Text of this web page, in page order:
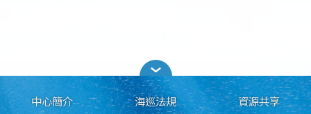
中心簡介 海巡法規 資源共享